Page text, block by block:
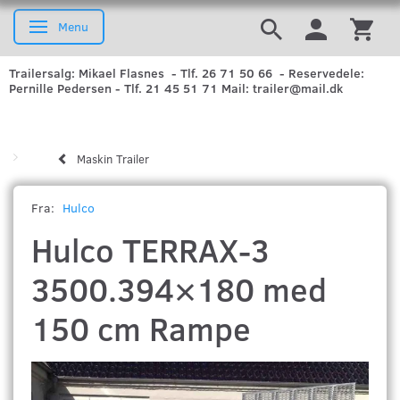
Skifte navigation
Menu
Trailersalg: Mikael Flasnes - Tlf. 26 71 50 66 - Reservedele:
Pernille Pedersen - Tlf. 21 45 51 71 Mail: trailer@mail.dk
Maskin Trailer
Fra: Hulco
Hulco TERRAX-3
3500.394×180 med
150 cm Rampe